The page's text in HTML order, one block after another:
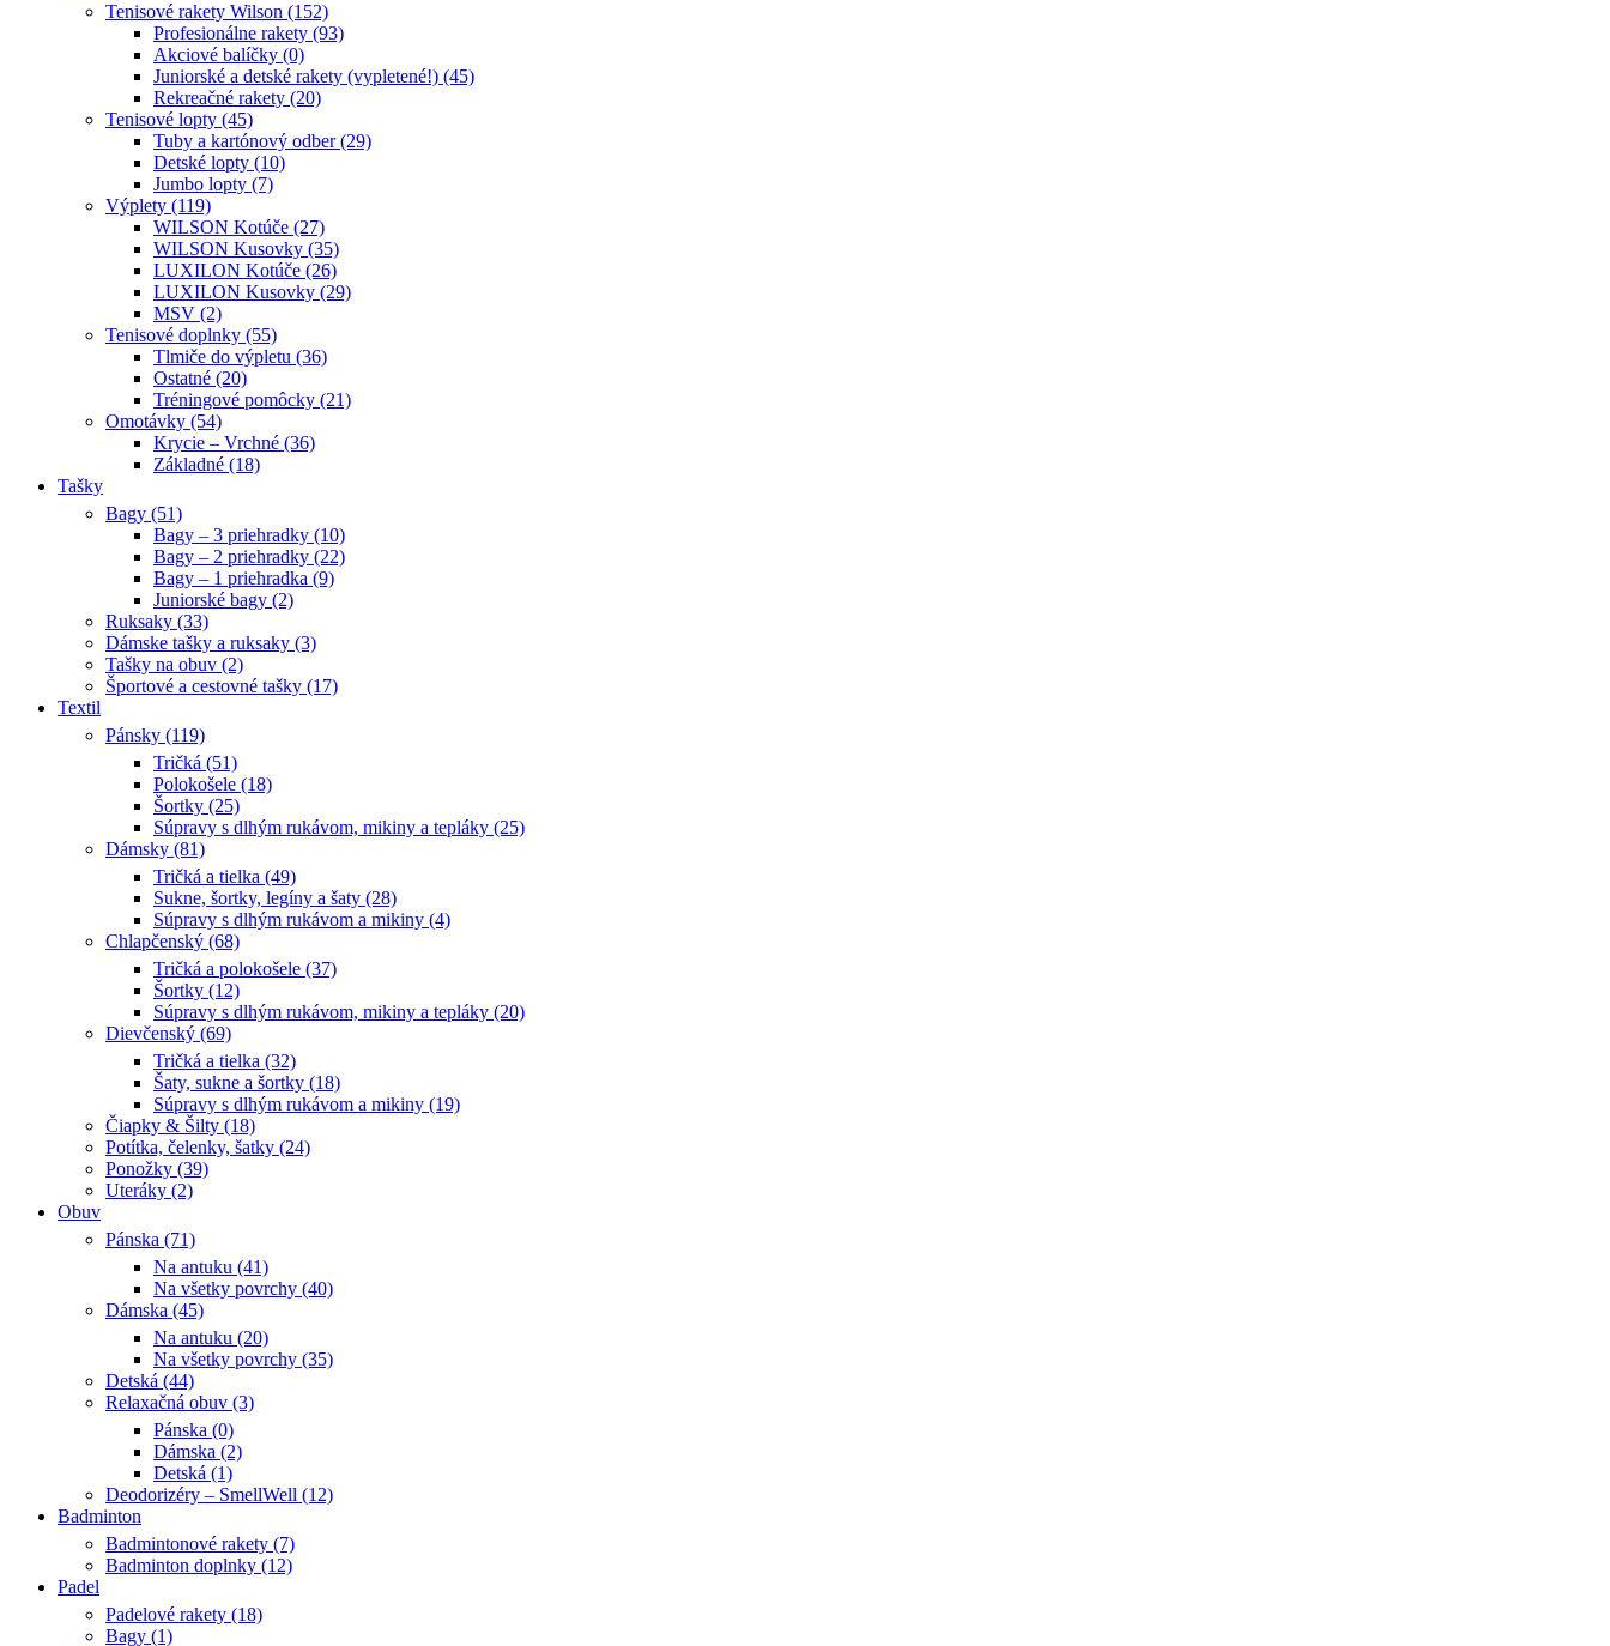
Tenisové rakety Wilson (152)
Profesionálne rakety (93)
Akciové balíčky (0)
Juniorské a detské rakety (vypletené!) (45)
Rekreačné rakety (20)
Tenisové lopty (45)
Tuby a kartónový odber (29)
Detské lopty (10)
Jumbo lopty (7)
Výplety (119)
WILSON Kotúče (27)
WILSON Kusovky (35)
LUXILON Kotúče (26)
LUXILON Kusovky (29)
MSV (2)
Tenisové doplnky (55)
Tlmiče do výpletu (36)
Ostatné (20)
Tréningové pomôcky (21)
Omotávky (54)
Krycie – Vrchné (36)
Základné (18)
Tašky
Bagy (51)
Bagy – 3 priehradky (10)
Bagy – 2 priehradky (22)
Bagy – 1 priehradka (9)
Juniorské bagy (2)
Ruksaky (33)
Dámske tašky a ruksaky (3)
Tašky na obuv (2)
Športové a cestovné tašky (17)
Textil
Pánsky (119)
Tričká (51)
Polokošele (18)
Šortky (25)
Súpravy s dlhým rukávom, mikiny a tepláky (25)
Dámsky (81)
Tričká a tielka (49)
Sukne, šortky, legíny a šaty (28)
Súpravy s dlhým rukávom a mikiny (4)
Chlapčenský (68)
Tričká a polokošele (37)
Šortky (12)
Súpravy s dlhým rukávom, mikiny a tepláky (20)
Dievčenský (69)
Tričká a tielka (32)
Šaty, sukne a šortky (18)
Súpravy s dlhým rukávom a mikiny (19)
Čiapky & Šilty (18)
Potítka, čelenky, šatky (24)
Ponožky (39)
Uteráky (2)
Obuv
Pánska (71)
Na antuku (41)
Na všetky povrchy (40)
Dámska (45)
Na antuku (20)
Na všetky povrchy (35)
Detská (44)
Relaxačná obuv (3)
Pánska (0)
Dámska (2)
Detská (1)
Deodorizéry – SmellWell (12)
Badminton
Badmintonové rakety (7)
Badminton doplnky (12)
Padel
Padelové rakety (18)
Bagy (1)